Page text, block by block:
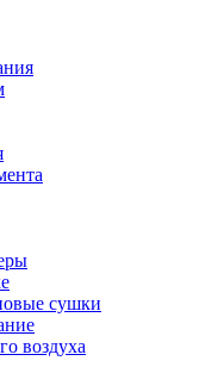
сушки
воздуха